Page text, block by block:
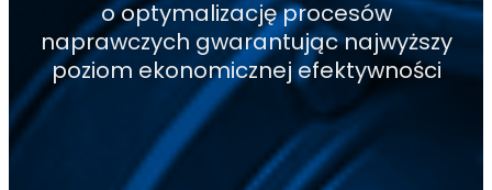
o optymalizację procesów
naprawczych gwarantując najwyższy
poziom ekonomicznej efektywności